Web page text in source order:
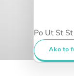
Po Ut St St
Ako to